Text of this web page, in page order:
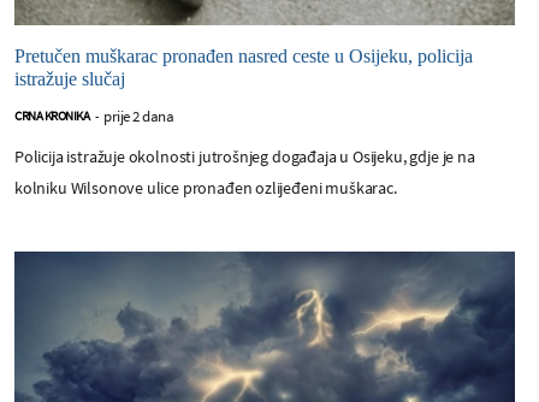
Pretučen muškarac pronađen nasred ceste u Osijeku, policija
istražuje slučaj
CRNA KRONIKA - prije 2 dana
Policija istražuje okolnosti jutrošnjeg događaja u Osijeku, gdje je na
kolniku Wilsonove ulice pronađen ozlijeđeni muškarac.